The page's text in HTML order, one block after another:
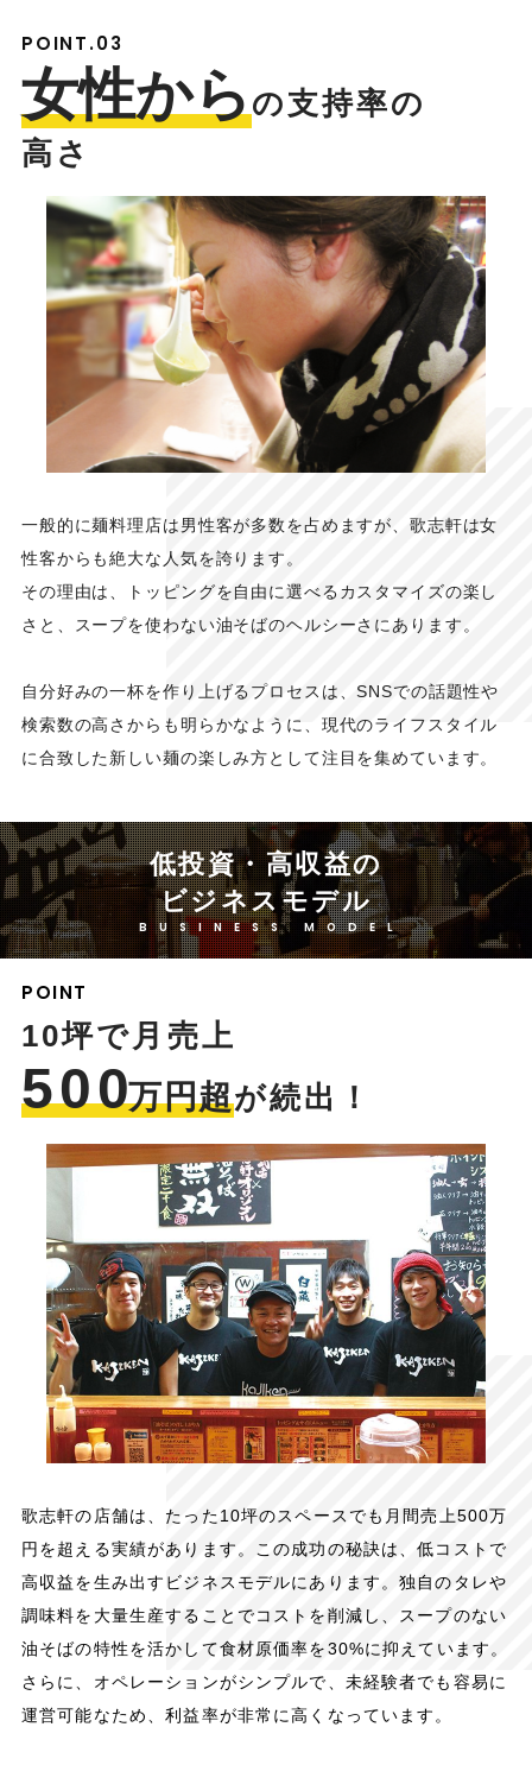
POINT.03
女性から の支持率の
高さ
一般的に麺料理店は男性客が多数を占めますが、歌志軒は女
性客からも絶大な人気を誇ります。
その理由は、トッピングを自由に選べるカスタマイズの楽し
さと、スープを使わない油そばのヘルシーさにあります。
自分好みの一杯を作り上げるプロセスは、SNSでの話題性や
検索数の高さからも明らかなように、現代のライフスタイル
に合致した新しい麺の楽しみ方として注目を集めています。
低投資・高収益の
ビジネスモデル
BUSINESS MODEL
POINT
10坪で月売上
500万円超が続出！
歌志軒の店舗は、たった10坪のスペースでも月間売上500万
円を超える実績があります。この成功の秘訣は、低コストで
高収益を生み出すビジネスモデルにあります。独自のタレや
調味料を大量生産することでコストを削減し、スープのない
油そばの特性を活かして食材原価率を30%に抑えています。
さらに、オペレーションがシンプルで、未経験者でも容易に
運営可能なため、利益率が非常に高くなっています。